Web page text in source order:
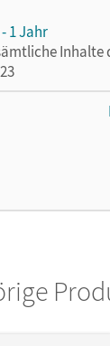
1 Jahr
Inhalte
Print-Titel